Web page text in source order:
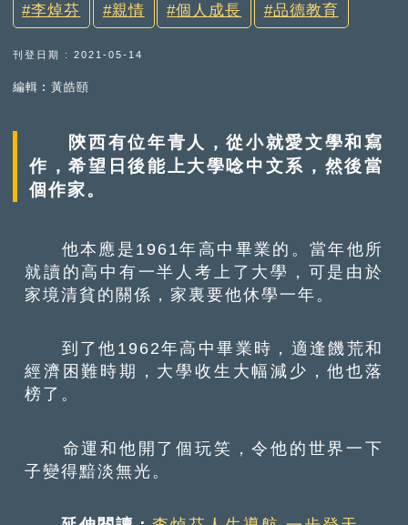
李焯芬 親情 個人成長 品德教育
刊登日期 : 2021-05-14
編輯︰黃皓頤
陝西有位年青人，從小就愛文學和寫
作，希望日後能上大學唸中文系，然後當
個作家。
他本應是1961年高中畢業的。當年他所
就讀的高中有一半人考上了大學，可是由於
家境清貧的關係，家裏要他休學一年。
到了他1962年高中畢業時，適逢饑荒和
經濟困難時期，大學收生大幅減少，他也落
榜了。
命運和他開了個玩笑，令他的世界一下
子變得黯淡無光。